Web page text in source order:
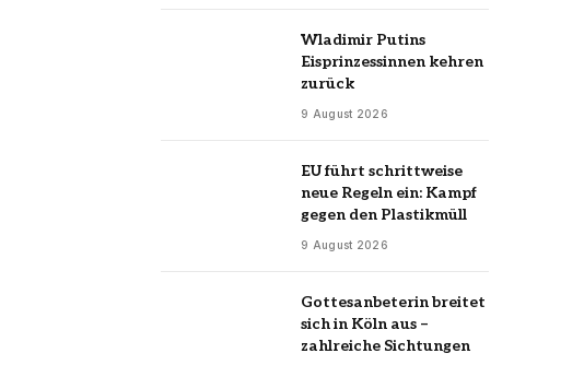
Wladimir Putins
Eisprinzessinnen kehren
zurück
9 August 2026
EU führt schrittweise
neue Regeln ein: Kampf
gegen den Plastikmüll
9 August 2026
Gottesanbeterin breitet
sich in Köln aus –
zahlreiche Sichtungen